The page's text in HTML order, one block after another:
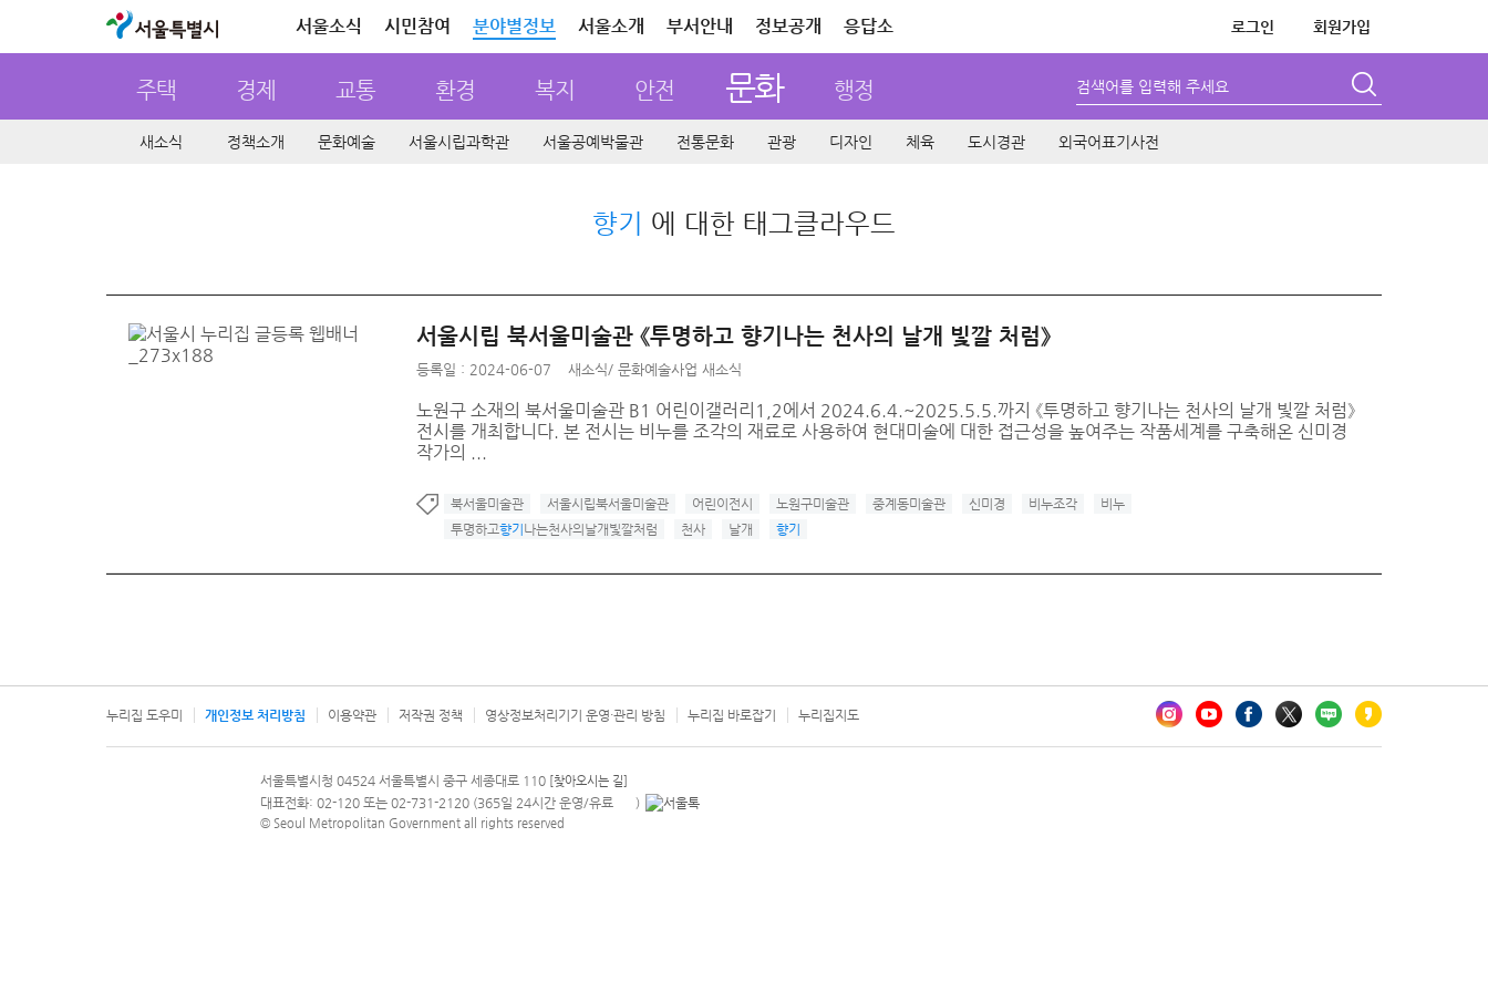
서울특별시 서울소식 시민참여 분야별정보 서울소개 부서안내 정보공개 응답소 로그인 회원가입
주택 경제 교통 환경 복지 안전 문화 행정 검색어를 입력해 주세요
새소식 정책소개 문화예술 서울시립과학관 서울공예박물관 전통문화 관광 디자인 체육 도시경관 외국어표기사전
향기 에 대한 태그클라우드
서울시립 북서울미술관 《투명하고 향기나는 천사의 날개 빛깔 처럼》
등록일 : 2024-06-07 새소식/ 문화예술사업 새소식
노원구 소재의 북서울미술관 B1 어린이갤러리1,2에서 2024.6.4.~2025.5.5.까지 《투명하고 향기나는 천사의 날개 빛깔 처럼》
전시를 개최합니다. 본 전시는 비누를 조각의 재료로 사용하여 현대미술에 대한 접근성을 높여주는 작품세계를 구축해온 신미경
작가의 ...
북서울미술관 서울시립북서울미술관 어린이전시 노원구미술관 중계동미술관 신미경 비누조각
비누
투명하고향기 나는천사의날개빛깔처럼 천사 날개 향기
누리집 도우미 개인정보 처리방침 이용약관 저작권 정책 영상정보처리기기 운영·관리 방침 누리집 바로잡기 누리집지도
문의 전화번호 120, 120 다산콜재단
서울특별시청 04524 서울특별시 중구 세종대로 110 [찾아오시는 길]
대표전화: 02-120 또는 02-731-2120 (365일 24시간 운영/유료 안내팝업 열기
)
© Seoul Metropolitan Government all rights reserved